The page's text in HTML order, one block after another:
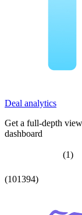
Deal analytics
Get a full-depth
dashboard
(1)
(101394)